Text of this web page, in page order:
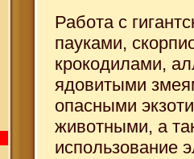
Работа с
пауками,
крокодилами,
ядовитыми
опасными
животными, а
использование